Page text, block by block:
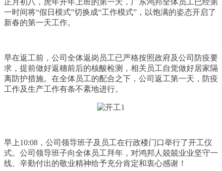
一时间将“假日模式”切换成“工作模式”，以饱满的姿态开启了
新春的第一天工作。
早在返工前，公司全体返岗员工已严格按照政府及公司防疫要
求，提前做好返穗前后的核酸检测，相关员工自觉做好居家隔
离防护措施。在全体员工的配合之下，公司返工第一天，防疫
工作及生产工作有条不紊地进行。
早上10:08，公司领导班子及员工在行政楼门口举行了开工仪
式。公司领导班子向全体员工拜年，对鸿邦人兢兢业业坚守一
线、辛勤付出的敬业精神给予充分肯定和衷心感谢！